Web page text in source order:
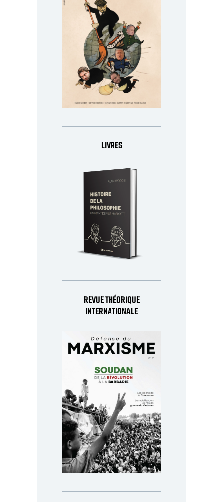
LIVRES
REVUE THÉORIQUE
INTERNATIONALE